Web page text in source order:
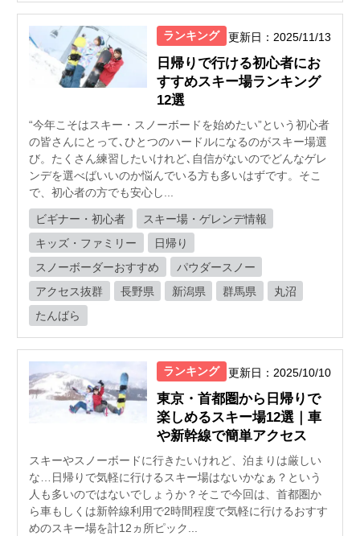
ランキング 更新日：2025/11/13
日帰りで行ける初心者にお
すすめスキー場ランキング
12選
“今年こそはスキー・スノーボードを始めたい”という初心者
の皆さんにとって､ひとつのハードルになるのがスキー場選
び。たくさん練習したいけれど､自信がないのでどんなゲレ
ンデを選べばいいのか悩んでいる方も多いはずです。そこ
で、初心者の方でも安心し...
ビギナー・初心者
スキー場・ゲレンデ情報
キッズ・ファミリー
日帰り
スノーボーダーおすすめ
パウダースノー
アクセス抜群
長野県 新潟県 群馬県
丸沼
たんばら
ランキング 更新日：2025/10/10
東京・首都圏から日帰りで
楽しめるスキー場12選｜車
や新幹線で簡単アクセス
スキーやスノーボードに行きたいけれど、泊まりは厳しい
な…日帰りで気軽に行けるスキー場はないかなぁ？という
人も多いのではないでしょうか？そこで今回は、首都圏か
ら車もしくは新幹線利用で2時間程度で気軽に行けるおすす
めのスキー場を計12ヵ所ピック...